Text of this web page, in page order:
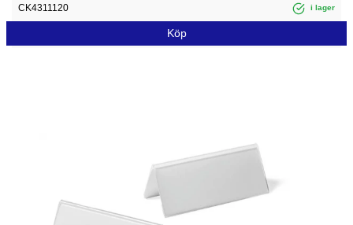
CK4311120 i lager
Köp